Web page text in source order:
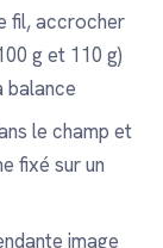
fil, accrocher
g et 110 g)
balance
le champ et
fixé sur un
image